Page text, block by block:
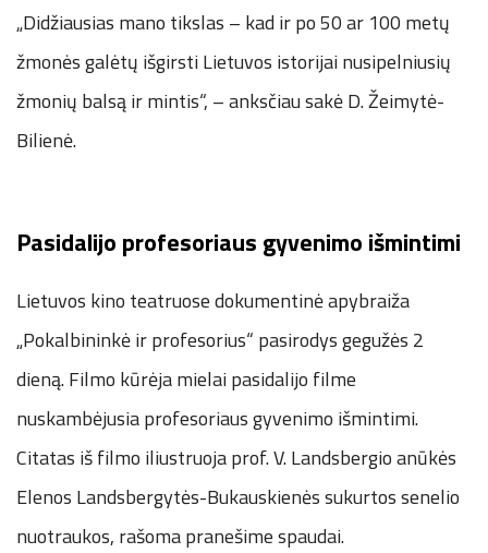
„Didžiausias mano tikslas – kad ir po 50 ar 100 metų
žmonės galėtų išgirsti Lietuvos istorijai nusipelniusių
žmonių balsą ir mintis“, – anksčiau sakė D. Žeimytė-
Bilienė.
Pasidalijo profesoriaus gyvenimo išmintimi
Lietuvos kino teatruose dokumentinė apybraiža
„Pokalbininkė ir profesorius“ pasirodys gegužės 2
dieną. Filmo kūrėja mielai pasidalijo filme
nuskambėjusia profesoriaus gyvenimo išmintimi.
Citatas iš filmo iliustruoja prof. V. Landsbergio anūkės
Elenos Landsbergytės-Bukauskienės sukurtos senelio
nuotraukos, rašoma pranešime spaudai.